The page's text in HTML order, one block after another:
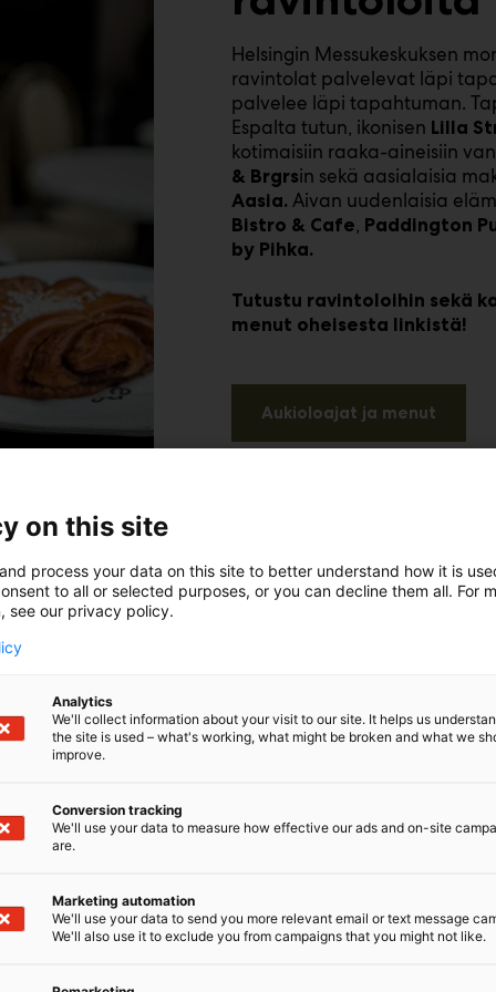
Helsingin Messukeskuksen
ravintolat palvelevat läpi
palvelee läpi tapahtuman.
Espalta tutun, ikonisen Lilla
kotimaisiin raaka-aineisiin
& Brgrsin sekä aasialaisia
Aasia. Aivan uudenlaisia
Bistro & Cafe, Paddington
by Pihka.
Tutustu ravintoloihin sekä
menut oheisesta linkistä!
Aukioloajat ja menut
Piazza Italia
Hesburger
kera.
Experience Lounge Helsinki
Experience Lounge on ainutlaatuinen
on this site
process your data on this site to better understand how it is
to all or selected purposes, or you can decline them all. For
see our privacy policy.
Analytics
We'll collect information about your visit to our site. It helps us
the site is used – what's working, what might be broken and what we
improve.
Conversion tracking
We'll use your data to measure how effective our ads and on-site
are.
Marketing automation
We'll use your data to send you more relevant email or text message
We'll also use it to exclude you from campaigns that you might not like.